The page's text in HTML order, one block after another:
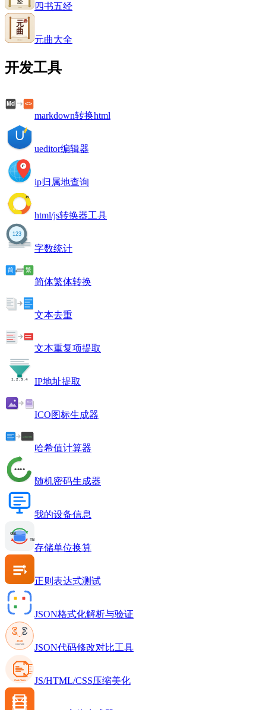
四书五经
元曲大全
开发工具
markdown转换html
ueditor编辑器
ip归属地查询
html/js转换器工具
字数统计
简体繁体转换
文本去重
文本重复项提取
IP地址提取
ICO图标生成器
哈希值计算器
随机密码生成器
我的设备信息
存储单位换算
正则表达式测试
JSON格式化解析与验证
JSON代码修改对比工具
JS/HTML/CSS压缩美化